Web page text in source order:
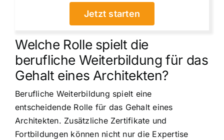
Jetzt starten
Welche Rolle spielt die
berufliche Weiterbildung für das
Gehalt eines Architekten?
Berufliche Weiterbildung spielt eine
entscheidende Rolle für das Gehalt eines
Architekten. Zusätzliche Zertifikate und
Fortbildungen können nicht nur die Expertise